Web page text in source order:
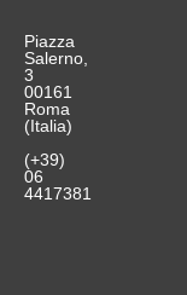
Piazza
Salerno,
3
00161
Roma
(Italia)
(+39)
06
4417381